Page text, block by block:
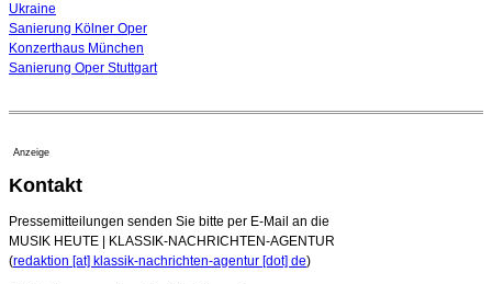
Ukraine
Sanierung Kölner Oper
Konzerthaus München
Sanierung Oper Stuttgart
Anzeige
Kontakt
Pressemitteilungen senden Sie bitte per E-Mail an die
MUSIK HEUTE | KLASSIK-NACHRICHTEN-AGENTUR
(redaktion [at] klassik-nachrichten-agentur [dot] de)